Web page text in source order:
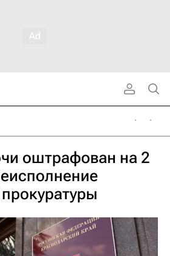
оштрафован на 2